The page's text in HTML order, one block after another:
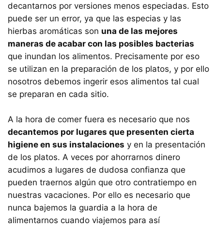
decantarnos por versiones menos especiadas. Esto
puede ser un error, ya que las especias y las
hierbas aromáticas son una de las mejores
maneras de acabar con las posibles bacterias
que inundan los alimentos. Precisamente por eso
se utilizan en la preparación de los platos, y por ello
nosotros debemos ingerir esos alimentos tal cual
se preparan en cada sitio.
A la hora de comer fuera es necesario que nos
decantemos por lugares que presenten cierta
higiene en sus instalaciones y en la presentación
de los platos. A veces por ahorrarnos dinero
acudimos a lugares de dudosa confianza que
pueden traernos algún que otro contratiempo en
nuestras vacaciones. Por ello es necesario que
nunca bajemos la guardia a la hora de
alimentarnos cuando viajemos para así